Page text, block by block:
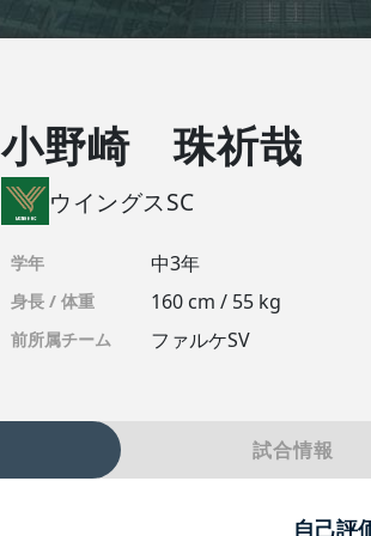
小野崎 珠祈哉
ウイングスSC
学年 中3年
身長 / 体重 160 cm / 55 kg
前所属チーム ファルケSV
試合情報
自己評